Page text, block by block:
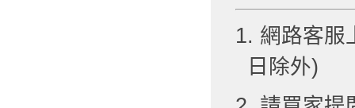
1. 網路客服
日除外)